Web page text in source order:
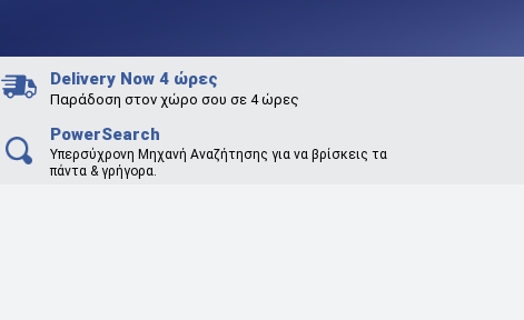
Delivery Now 4 ώρες
Παράδοση στον χώρο σου σε 4 ώρες
PowerSearch
Υπερσύχρονη Μηχανή Αναζήτησης για να βρίσκεις τα
πάντα & γρήγορα.